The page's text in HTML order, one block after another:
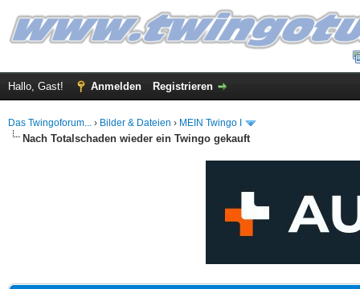
Hallo, Gast! Anmelden Registrieren
Das Twingoforum... › Bilder & Dateien › MEIN Twingo I
Nach Totalschaden wieder ein Twingo gekauft